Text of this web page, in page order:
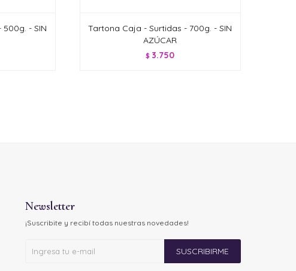
- SIN
Tartona Caja - Surtidas - 700g. - SIN
AZÚCAR
$ 3.750
Newsletter
¡Suscribite y recibí todas nuestras novedades!
SUSCRIBIRME